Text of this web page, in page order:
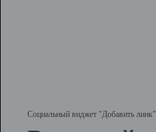
Социальный виджет "Добавить линк"